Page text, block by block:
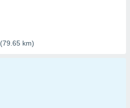
(79.65 km)